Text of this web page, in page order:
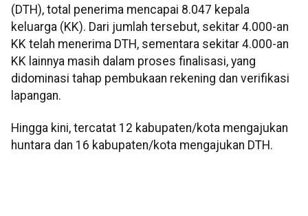
(DTH), total penerima mencapai 8.047 kepala
keluarga (KK). Dari jumlah tersebut, sekitar 4.000-an
KK telah menerima DTH, sementara sekitar 4.000-an
KK lainnya masih dalam proses finalisasi, yang
didominasi tahap pembukaan rekening dan verifikasi
lapangan.
Hingga kini, tercatat 12 kabupaten/kota mengajukan
huntara dan 16 kabupaten/kota mengajukan DTH.